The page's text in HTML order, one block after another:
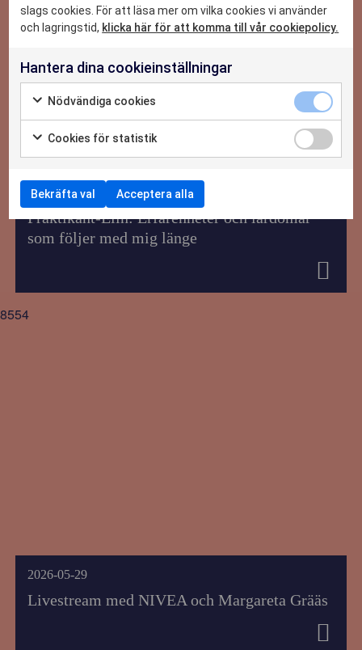
NYHETER
OM OSS
KONTAKTA OSS
2026-06-29
Praktikant-Elin: Erfarenheter och lärdomar
som följer med mig länge
8554
2026-05-29
Livestream med NIVEA och Margareta Grääs
slags cookies. För att läsa mer om vilka cookies vi använder
och lagringstid, klicka här för att komma till vår cookiepolicy.
Hantera dina cookieinställningar
Nödvändiga cookies
Cookies för statistik
Bekräfta val Acceptera alla